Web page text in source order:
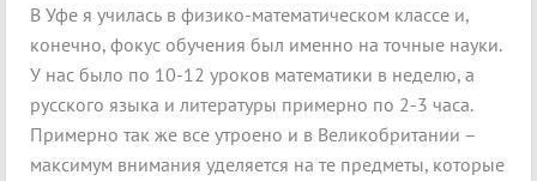
В Уфе я училась в физико-математическом классе и,
конечно, фокус обучения был именно на точные науки.
У нас было по 10-12 уроков математики в неделю, а
русского языка и литературы примерно по 2-3 часа.
Примерно так же все утроено и в Великобритании –
максимум внимания уделяется на те предметы, которые